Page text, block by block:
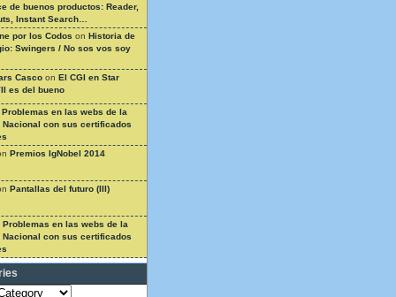
de buenos productos: Reader,
Instant Search…
por los Codos on Historia de
Swingers / No sos vos soy
Casco on El CGI en Star
es del bueno
Problemas en las webs de la
Nacional con sus certificados
Premios IgNobel 2014
Pantallas del futuro (III)
Problemas en las webs de la
Nacional con sus certificados